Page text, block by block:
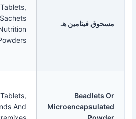
هـ
Capsules, Tablets,
Gummies, Sachets
And Nutrition
Gummies, Tablets,
Dry Blends And